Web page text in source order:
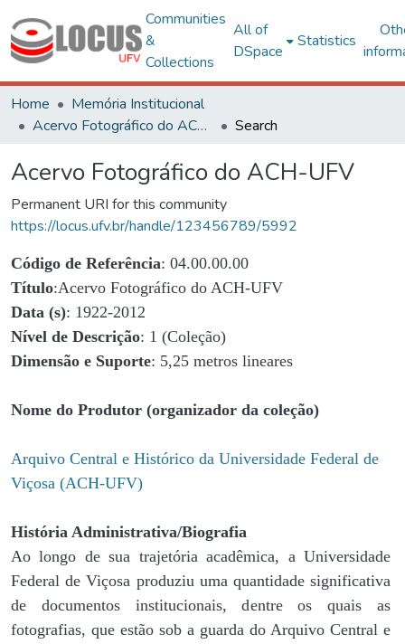
Communities
&
Collections
All of
DSpace
Statistics
Home
Memória Institucional
Acervo Fotográfico do ACH-UFV
Search
Acervo Fotográfico do ACH-UFV
Permanent URI for this community
https://locus.ufv.br/handle/123456789/5992
Código de Referência: 04.00.00.00
Título:Acervo Fotográfico do ACH-UFV
Data (s): 1922-2012
Nível de Descrição: 1 (Coleção)
Dimensão e Suporte: 5,25 metros lineares
Nome do Produtor (organizador da coleção)
Arquivo Central e Histórico da Universidade Federal de
Viçosa (ACH-UFV)
História Administrativa/Biografia
Ao longo de sua trajetória acadêmica, a Universidade
Federal de Viçosa produziu uma quantidade significativa
de documentos institucionais, dentre os quais as
fotografias, que estão sob a guarda do Arquivo Central e